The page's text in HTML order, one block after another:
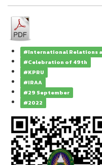
#International Relations
#Celebration of 49th
#KPRU
#IRAA
#29 September
#2022